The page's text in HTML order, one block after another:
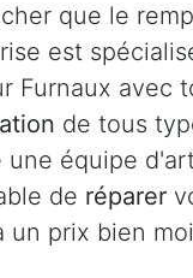
que le
est
Furnaux avec
de tous
une équipe
de réparer
un prix bien